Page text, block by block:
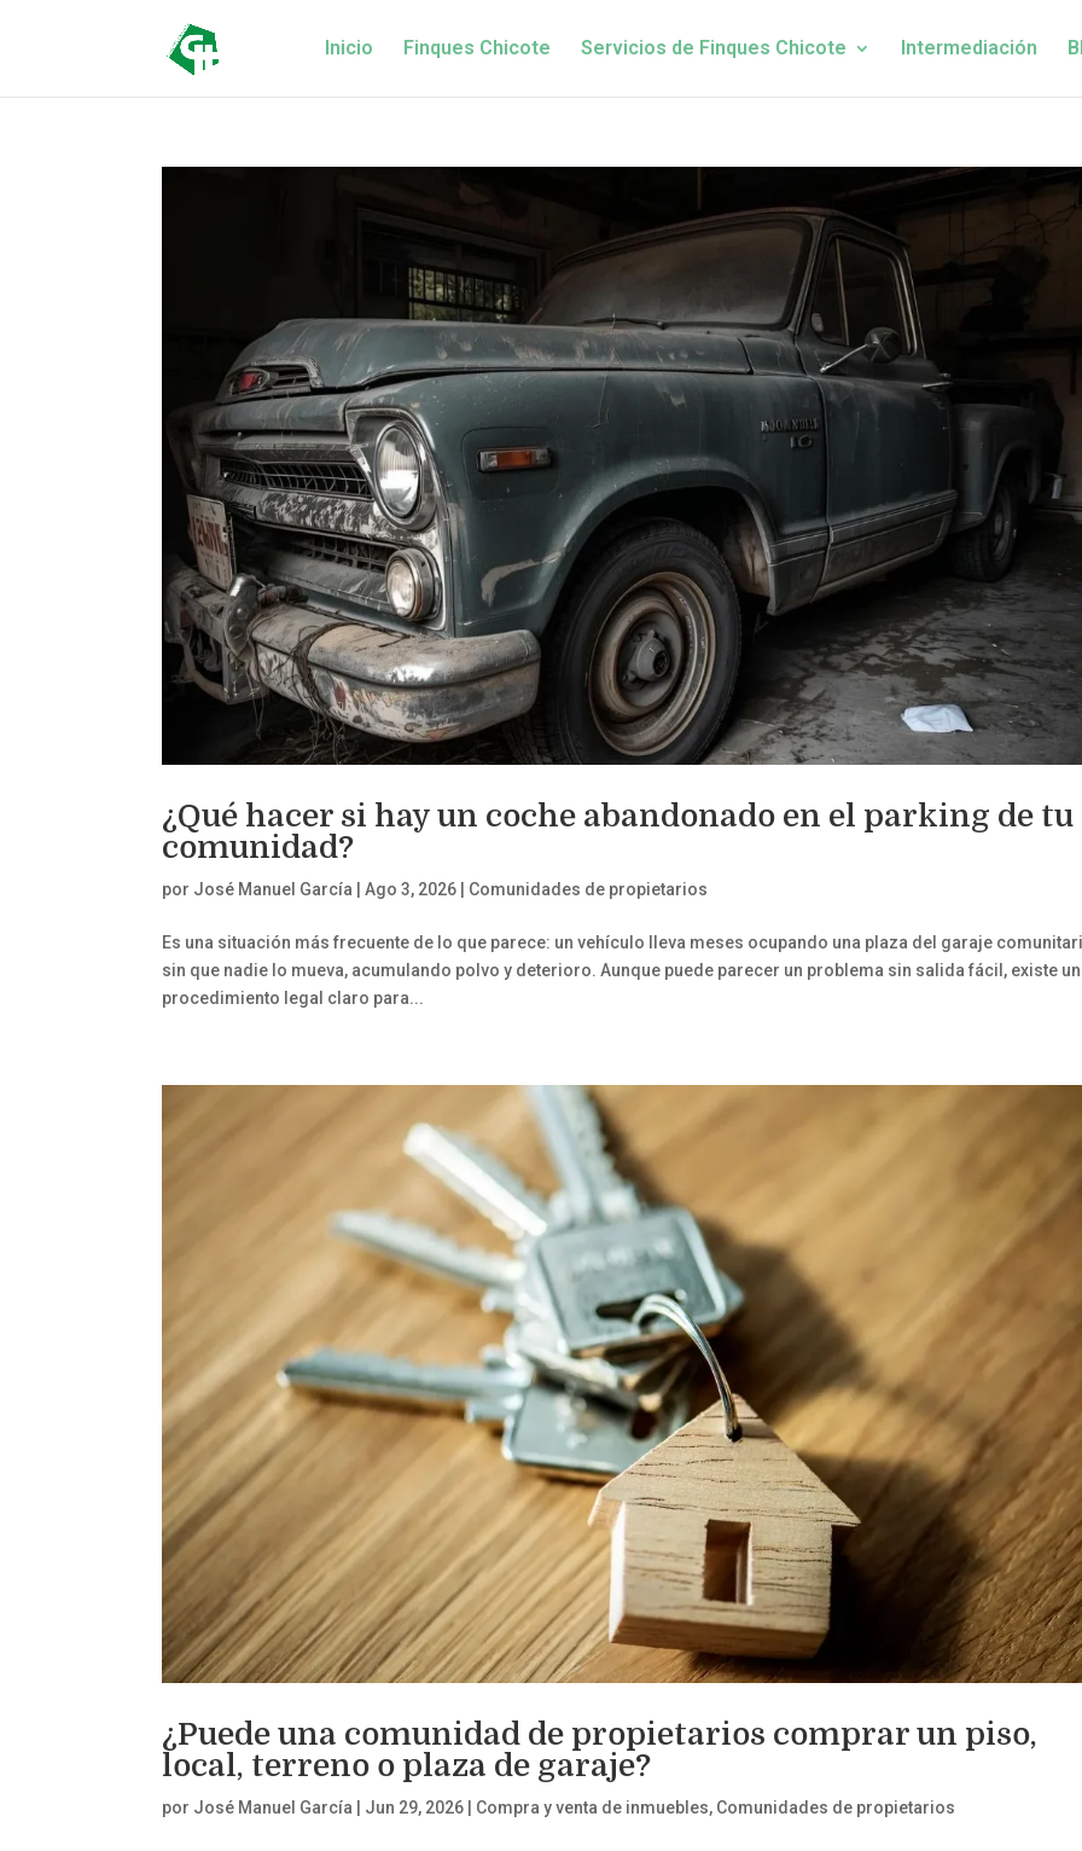
Inicio Finques Chicote Servicios de Finques Chicote Intermediación
¿Qué hacer si hay un coche abandonado en el parking de tu
comunidad?
por José Manuel García |Ago 3, 2026 Comunidades de propietarios
Es una situación más frecuente de lo que parece: un vehículo lleva meses ocupando una plaza del garaje
sin que nadie lo mueva, acumulando polvo y deterioro. Aunque puede parecer un problema sin salida fácil, existe un
procedimiento legal claro para...
¿Puede una comunidad de propietarios comprar un piso,
local, terreno o plaza de garaje?
por José Manuel García | Jun 29, 2026 | Compra y venta de inmuebles, Comunidades de propietarios